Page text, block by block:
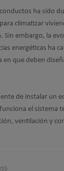
ha sido
climatizar
embargo, la
energéticas ha
que deben
de instalar un
el sistema
ventilación y